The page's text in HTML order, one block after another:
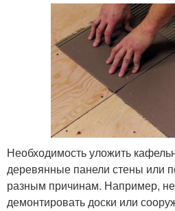
Необходимость уложить
деревянные панели стены или
разным причинам. Например,
демонтировать доски или